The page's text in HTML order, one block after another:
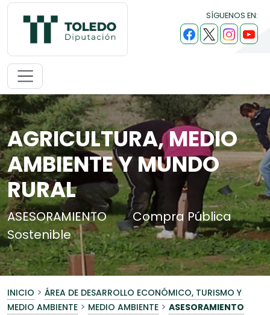
SÍGUENOS EN:
AGRICULTURA, MEDIO
AMBIENTE Y MUNDO
RURAL
ASESORAMIENTO
Compra Pública
Sostenible
INICIO > ÁREA DE DESARROLLO ECONÓMICO, TURISMO Y
MEDIO AMBIENTE > MEDIO AMBIENTE > ASESORAMIENTO